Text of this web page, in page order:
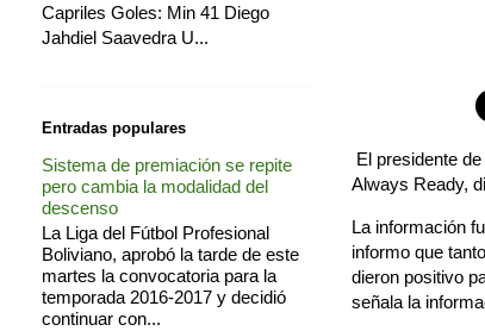
El presidente
Always Ready,
La información
informo que
dieron positivo
señala la
Capriles Goles: Min 41 Diego
Jahdiel Saavedra U...
Entradas populares
Sistema de premiación se repite
pero cambia la modalidad del
descenso
La Liga del Fútbol Profesional
Boliviano, aprobó la tarde de este
martes la convocatoria para la
temporada 2016-2017 y decidió
continuar con...